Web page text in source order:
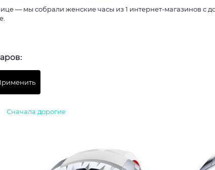
— мы собрали женские часы из 1 интернет-магазинов с
Сначала дорогие